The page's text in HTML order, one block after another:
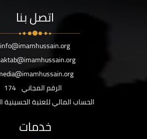
اتصل بنا
info@imamhussain.org
الرقم المجاني 174
الحساب المالي للعتبة
خدمات